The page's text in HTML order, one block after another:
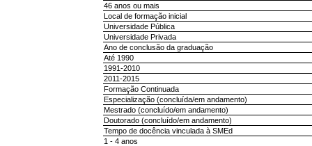
46 anos ou mais
Local de formação inicial
Universidade Pública
Universidade Privada
Ano de conclusão da graduação
Até 1990
1991-2010
2011-2015
Formação Continuada
Especialização (concluída/em andamento)
Mestrado (concluído/em andamento)
Doutorado (concluído/em andamento)
Tempo de docência vinculada à SMEd
1 - 4 anos